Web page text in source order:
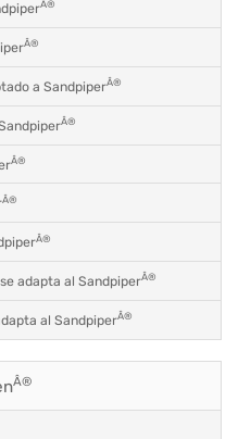
Â®
Â®
a SandpiperÂ®
Â®
Â®
Â®
Â®
adapta al SandpiperÂ®
al SandpiperÂ®
Â®